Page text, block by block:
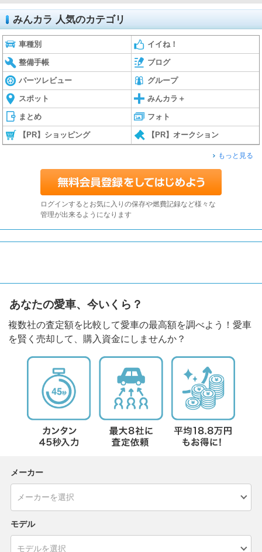
みんカラ 人気のカテゴリ
車種別 イイね！
整備手帳 ブログ
パーツレビュー グループ
スポット みんカラ＋
まとめ フォト
【PR】ショッピング 【PR】オークション
もっと見る
ログインするとお気に入りの保存や燃費記録など様々な
管理が出来るようになります
あなたの愛車、今いくら？
複数社の査定額を比較して愛車の最高額を調べよう！愛車
を賢く売却して、購入資金にしませんか？
メーカー
モデル